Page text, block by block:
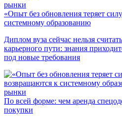
рынки
«Опыт без обновления теряет
системному образованию
Диплом вуза сейчас нельзя
карьерного пути: знания
под новые требования
рынки
По всей форме: чем аренда
покупки